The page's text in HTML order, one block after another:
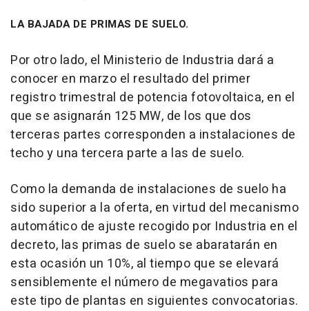
LA BAJADA DE PRIMAS DE SUELO.
Por otro lado, el Ministerio de Industria dará a
conocer en marzo el resultado del primer
registro trimestral de potencia fotovoltaica, en el
que se asignarán 125 MW, de los que dos
terceras partes corresponden a instalaciones de
techo y una tercera parte a las de suelo.
Como la demanda de instalaciones de suelo ha
sido superior a la oferta, en virtud del mecanismo
automático de ajuste recogido por Industria en el
decreto, las primas de suelo se abaratarán en
esta ocasión un 10%, al tiempo que se elevará
sensiblemente el número de megavatios para
este tipo de plantas en siguientes convocatorias.